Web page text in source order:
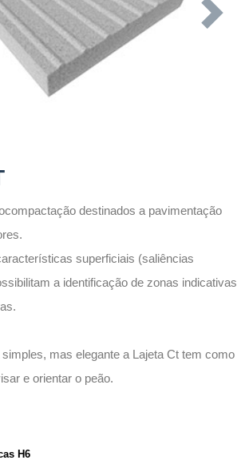
Next
destinados a pavimentação
superficiais (saliências
a identificação de zonas indicativas
mas elegante a Lajeta Ct tem como
e orientar o peão.
H6